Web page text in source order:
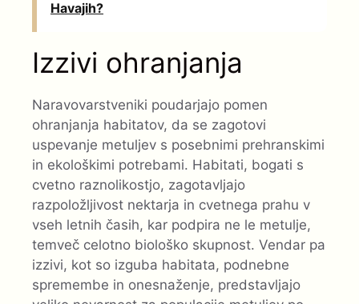
Havajih?
Izzivi ohranjanja
Naravovarstveniki poudarjajo pomen
ohranjanja habitatov, da se zagotovi
uspevanje metuljev s posebnimi prehranskimi
in ekološkimi potrebami. Habitati, bogati s
cvetno raznolikostjo, zagotavljajo
razpoložljivost nektarja in cvetnega prahu v
vseh letnih časih, kar podpira ne le metulje,
temveč celotno biološko skupnost. Vendar pa
izzivi, kot so izguba habitata, podnebne
spremembe in onesnaženje, predstavljajo